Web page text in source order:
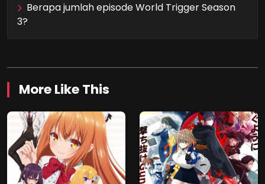
Berapa jumlah episode World Trigger Season
3?
More Like This